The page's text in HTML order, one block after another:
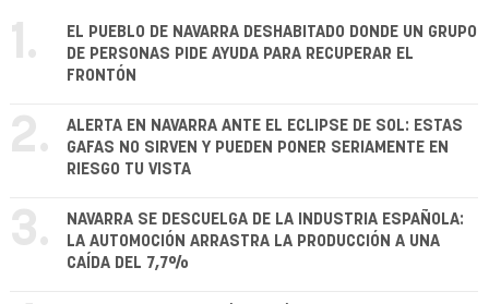
1.
EL PUEBLO DE NAVARRA DESHABITADO DONDE UN GRUPO
DE PERSONAS PIDE AYUDA PARA RECUPERAR EL
FRONTÓN
2.
ALERTA EN NAVARRA ANTE EL ECLIPSE DE SOL: ESTAS
GAFAS NO SIRVEN Y PUEDEN PONER SERIAMENTE EN
RIESGO TU VISTA
3.
NAVARRA SE DESCUELGA DE LA INDUSTRIA ESPAÑOLA:
LA AUTOMOCIÓN ARRASTRA LA PRODUCCIÓN A UNA
CAÍDA DEL 7,7%